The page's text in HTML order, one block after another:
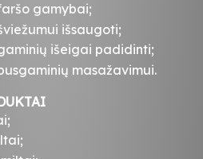
gamybai;
išsaugoti;
išeigai padidinti;
masažavimui.